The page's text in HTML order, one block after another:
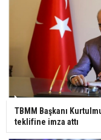
TBMM Başkanı
teklifine imza attı